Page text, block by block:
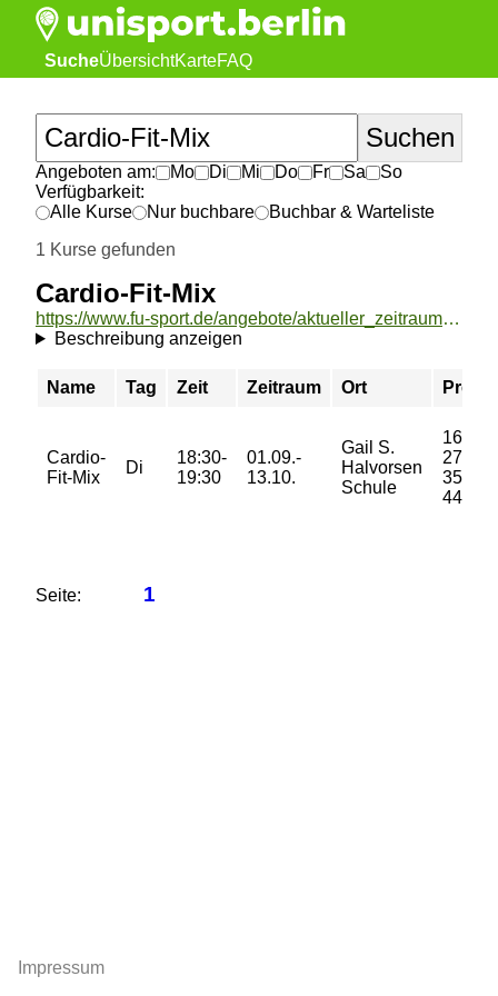
SucheÜbersichtKarteFAQ
Angeboten am: Mo Di Mi Do Fr Sa
So
Verfügbarkeit:
Alle Kurse
Nur buchbare
Buchbar & Warteliste
1 Kurse gefunden
Cardio-Fit-Mix
https://www.fu-sport.de/angebote/aktueller_zeitraum/_Cardio-Fit-Mix.html
Beschreibung anzeigen
Name Tag Zeit Zeitraum Ort Preis
Cardio-
Fit-Mix
Di
18:30-
19:30
01.09.-
13.10.
Gail S.
Halvorsen
Schule
16/
27/
35/
44 €
Seite: 1
Impressum